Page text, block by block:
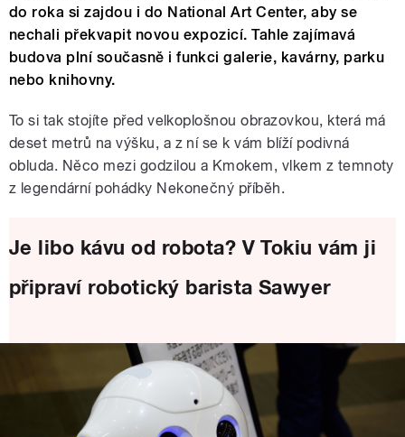
do roka si zajdou i do National Art Center, aby se
nechali překvapit novou expozicí. Tahle zajímavá
budova plní současně i funkci galerie, kavárny, parku
nebo knihovny.
To si tak stojíte před velkoplošnou obrazovkou, která má
deset metrů na výšku, a z ní se k vám blíží podivná
obluda. Něco mezi godzilou a Kmokem, vlkem z temnoty
z legendární pohádky Nekonečný příběh.
Je libo kávu od robota? V Tokiu vám ji
připraví robotický barista Sawyer